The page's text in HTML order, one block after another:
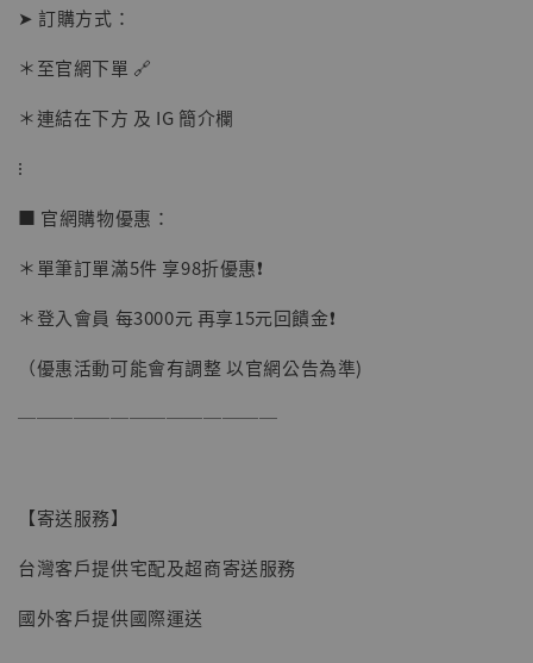
NT$ 1,870
➤ 訂購方式：
＊至官網下單 🔗
＊連結在下方 及 IG 簡介欄
⁝
■ 官網購物優惠：
＊單筆訂單滿5件 享98折優惠❗️
＊登入會員 每3000元 再享15元回饋金❗️
（優惠活動可能會有調整 以官網公告為準)
──────────────
【寄送服務】
台灣客戶提供宅配及超商寄送服務
國外客戶提供國際運送